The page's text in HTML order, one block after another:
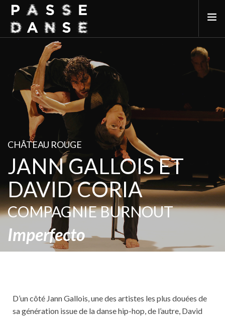
LA SAISON 25/26
MAI DE LA DANSE
LE PASSEDANSE
LES LIEUX PARTENAIRES
ADHÉREZ
CHÂTEAU ROUGE
JANN GALLOIS ET
DAVID CORIA
COMPAGNIE BURNOUT
Imperfecto
D’un côté Jann Gallois, une des artistes les plus douées de
sa génération issue de la danse hip-hop, de l’autre, David